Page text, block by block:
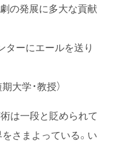
の発展に多大な貢献
ーにエールを送り
大学・教授）
は一段と貶められて
さまよっている。い